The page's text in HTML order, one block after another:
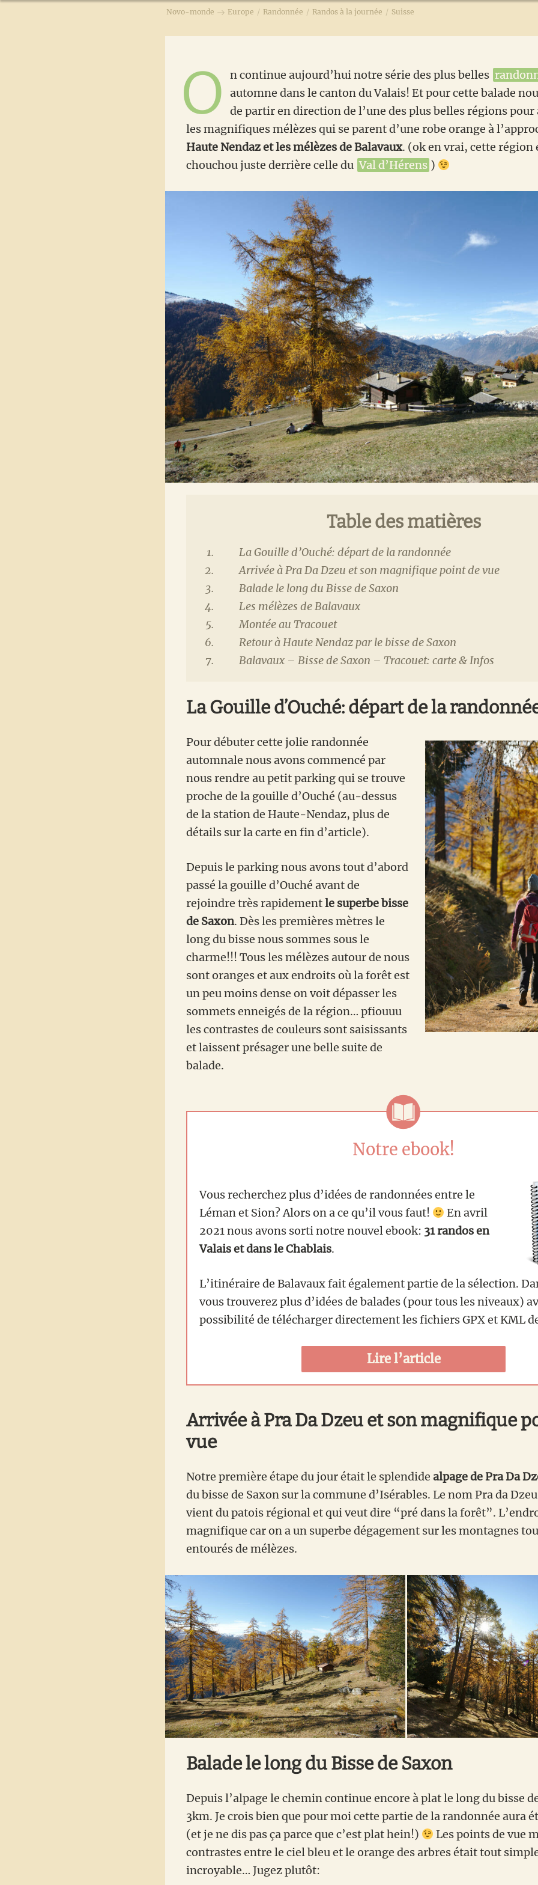
Novo-monde Europe / Randonnée / Randos à la journée / Suisse
O n continue aujourd’hui notre série des plus belles
automne dans le canton du Valais! Et pour cette balade
de partir en direction de l’une des plus belles régions
les magnifiques mélèzes qui se parent d’une robe orange à
Haute Nendaz et les mélèzes de Balavaux. (ok en vrai, cette région
chouchou juste derrière celle du Val d’Hérens )
Table des matières
La Gouille d’Ouché: départ de la randonnée
Arrivée à Pra Da Dzeu et son magnifique point de vue
Balade le long du Bisse de Saxon
Les mélèzes de Balavaux
Montée au Tracouet
Retour à Haute Nendaz par le bisse de Saxon
Balavaux – Bisse de Saxon – Tracouet: carte & Infos
La Gouille d’Ouché: départ de la
Pour débuter cette jolie randonnée
automnale nous avons commencé par
nous rendre au petit parking qui se trouve
proche de la gouille d’Ouché (au-dessus
de la station de Haute-Nendaz, plus de
détails sur la carte en fin d’article).
Depuis le parking nous avons tout d’abord
passé la gouille d’Ouché avant de
rejoindre très rapidementle superbe bisse
de Saxon. Dès les premières mètres le
long du bisse nous sommes sous le
charme!!! Tous les mélèzes autour de nous
sont oranges et aux endroits où la forêt est
un peu moins dense on voit dépasser les
sommets enneigés de la région… pfiouuu
les contrastes de couleurs sont saisissants
et laissent présager une belle suite de
balade.
Notre ebook!
Vous recherchez plus d’idées de randonnées entre le
Léman et Sion? Alors on a ce qu’il vous faut!
En avril
2021 nous avons sorti notre nouvel ebook: 31 randos en
Valais et dans le Chablais.
L’itinéraire de Balavaux fait également partie de la sélection.
vous trouverez plus d’idées de balades (pour tous les niveaux)
possibilité de télécharger directement les fichiers GPX et KML
Lire l’article
Arrivée à Pra Da Dzeu et son magnifique
vue
Notre première étape du jour était le splendide alpage de Pra Da
du bisse de Saxon sur la commune d’Isérables. Le nom Pra da
vient du patois régional et qui veut dire “pré dans la forêt”.
magnifique car on a un superbe dégagement sur les montagnes
entourés de mélèzes.
Balade le long du Bisse de Saxon
Depuis l’alpage le chemin continue encore à plat le long du bisse
3km. Je crois bien que pour moi cette partie de la randonnée aura
(et je ne dis pas ça parce que c’est plat hein!)
Les points de vue
contrastes entre le ciel bleu et le orange des arbres était tout
incroyable… Jugez plutôt: